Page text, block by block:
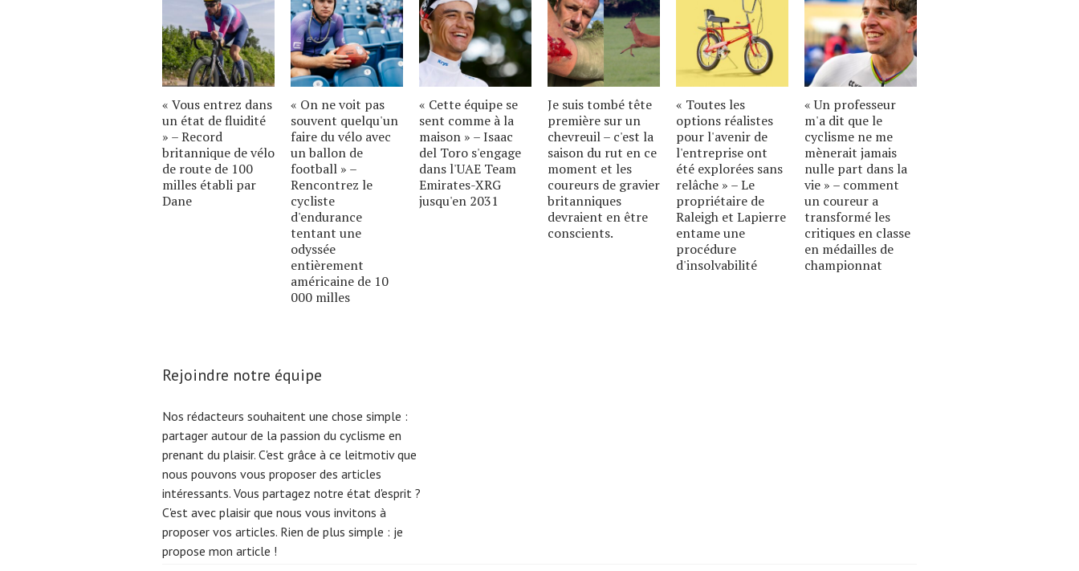
« Vous entrez dans
un état de fluidité
» – Record
britannique de vélo
de route de 100
milles établi par
Dane
« On ne voit pas
souvent quelqu'un
faire du vélo avec
un ballon de
football » –
Rencontrez le
cycliste
d'endurance
tentant une
odyssée
entièrement
américaine de 10
000 milles
« Cette équipe se
sent comme à la
maison » – Isaac
del Toro s'engage
dans l'UAE Team
Emirates-XRG
jusqu'en 2031
Je suis tombé tête
première sur un
chevreuil – c'est la
saison du rut en ce
moment et les
coureurs de gravier
britanniques
devraient en être
conscients.
« Toutes les
options réalistes
pour l'avenir de
l'entreprise ont
été explorées sans
relâche » – Le
propriétaire de
Raleigh et Lapierre
entame une
procédure
d'insolvabilité
« Un professeur
m'a dit que le
cyclisme ne me
mènerait jamais
nulle part dans la
vie » – comment
un coureur a
transformé les
critiques en classe
en médailles de
championnat
Rejoindre notre équipe
Nos rédacteurs souhaitent une chose simple :
partager autour de la passion du cyclisme en
prenant du plaisir. C'est grâce à ce leitmotiv que
nous pouvons vous proposer des articles
intéressants. Vous partagez notre état d'esprit ?
C'est avec plaisir que nous vous invitons à
proposer vos articles. Rien de plus simple : je
propose mon article !